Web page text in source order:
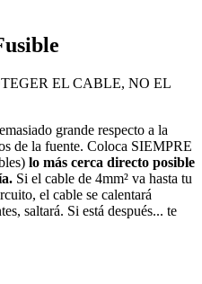
EL CABLE, NO EL
grande respecto a la
de la fuente. Coloca SIEMPRE
lo más cerca directo posible
Si el cable de 4mm² va hasta tu
el cable se calentará
saltará. Si está después... te